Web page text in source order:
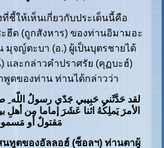
ห้เห็นเกี่ยวกับประเด็นนี้คือ
ฮีด (ถูกสังหาร) ของท่านอิมามอะ
มุจญ์ตะบา (อ.) ผู้เป็นบุตรชายได้
และกล่าวคำปราศรัย (คุฏบะฮ์)
พูดของท่าน ท่านได้กล่าวว่า
لقد حَدَّثَني حَبِيبي جَدّي رسولُ اللّه
الأمرَ يَملِكُهُ اثنا عَشَرَ إماما مِن أهلِ
مَقتولٌ أو
ทูตของอัลลอฮ์ (ซ็อลฯ) ท่านตาผู้